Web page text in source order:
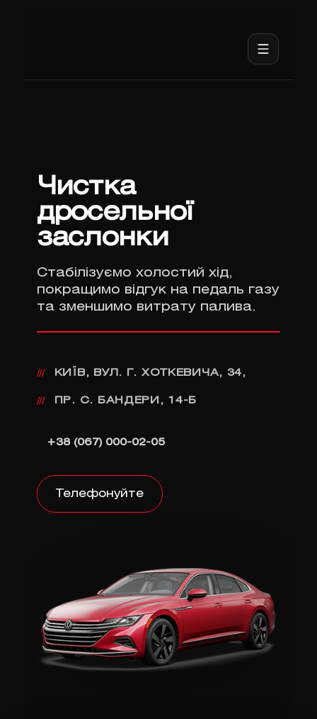
Чистка
дросельної
заслонки
Стабілізуємо холостий хід,
покращимо відгук на педаль газу
та зменшимо витрату палива.
/// КИЇВ, ВУЛ. Г. ХОТКЕВИЧА, 34,
/// ПР. С. БАНДЕРИ, 14-Б
+38 (067) 000-02-05
Телефонуйте